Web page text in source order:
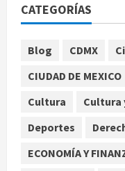
1
2
CATEGORÍAS
Blog CDMX
CIUDAD DE MEXICO
Cultura
Cultura
Deportes
ECONOMÍA Y